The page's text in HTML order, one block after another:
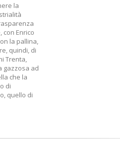
la
con Enrico
la pallina,
quindi, di
Trenta,
gazzosa ad
che la
di
quello di